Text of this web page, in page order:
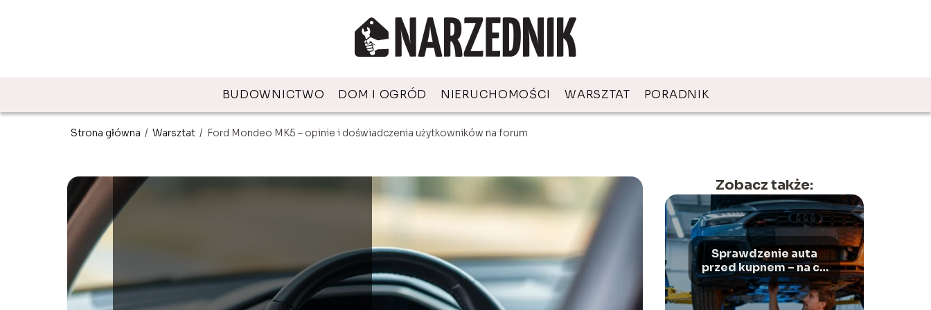
BUDOWNICTWO DOM I OGRÓD NIERUCHOMOŚCI WARSZTAT PORADNIK
Strona główna / Warsztat / Ford Mondeo MK5 – opinie i doświadczenia użytkowników na forum
Zobacz także:
Sprawdzenie auta
przed kupnem – na co
zwrócić uwagę?